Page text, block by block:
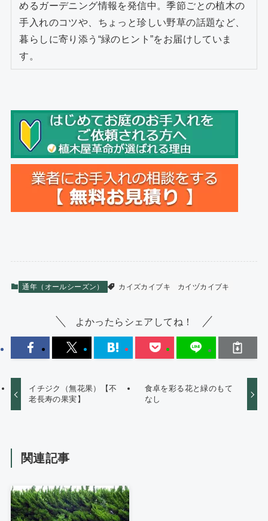
めるガーデニング情報を発信中。季節ごとの植木の
手入れのコツや、ちょっと珍しい野草の話題など、
暮らしに寄り添う“緑のヒント”をお届けしていま
す。
通年（オールシーズン） カイズカイブキ カイヅカイブキ
よかったらシェアしてね！
イチジク（無花果）【不
老長寿の果実】
食卓を彩る花と緑のもて
なし
関連記事